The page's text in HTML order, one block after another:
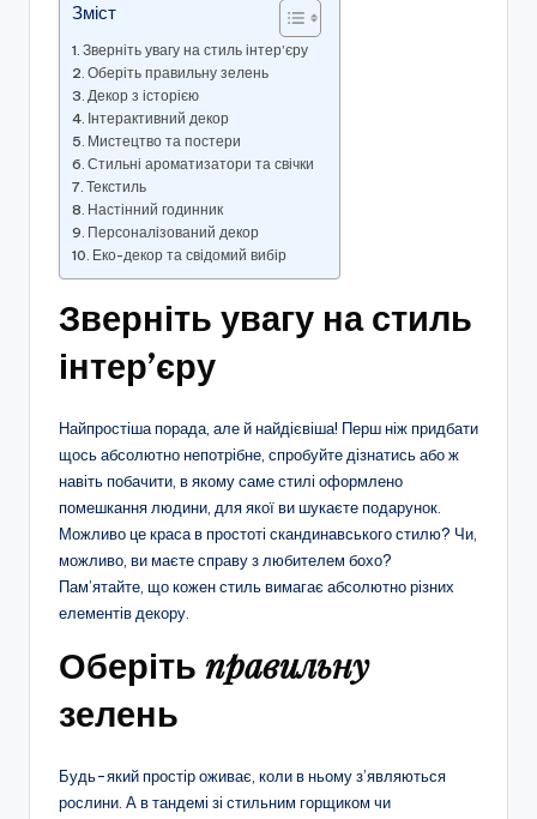
Зміст
Зверніть увагу на стиль інтер’єру
Оберіть правильну зелень
Декор з історією
Інтерактивний декор
Мистецтво та постери
Стильні ароматизатори та свічки
Текстиль
Настінний годинник
Персоналізований декор
Еко-декор та свідомий вибір
Зверніть увагу на стиль
інтер’єру
Найпростіша порада, але й найдієвіша! Перш ніж придбати
щось абсолютно непотрібне, спробуйте дізнатись або ж
навіть побачити, в якому саме стилі оформлено
помешкання людини, для якої ви шукаєте подарунок.
Можливо це краса в простоті скандинавського стилю? Чи,
можливо, ви маєте справу з любителем бохо?
Пам’ятайте, що кожен стиль вимагає абсолютно різних
елементів декору.
Оберіть правильну
зелень
Будь-який простір оживає, коли в ньому з’являються
рослини. А в тандемі зі стильним горщиком чи